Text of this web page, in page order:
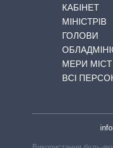
КАБІНЕТ
МІНІСТРІВ
ГОЛОВИ
МЕРИ МІСТ
ВСІ